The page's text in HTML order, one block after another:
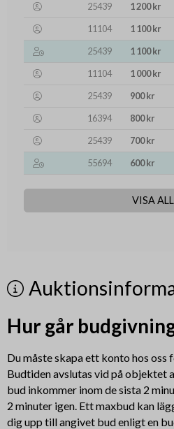
25439
1 200 kr
11104
1 100 kr
25439
1 100 kr
11104
1 000 kr
25439
900 kr
16394
800 kr
25439
700 kr
55694
600 kr
VISA
Hur går
Du måste skapa ett konto hos oss
Budtiden avslutas vid på objektet
bud inkommer inom de sista 2
2 minuter igen. Ett maxbud kan
dig upp till angivet bud enligt en